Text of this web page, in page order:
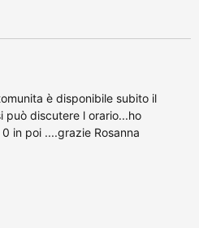
è disponibile subito il
può discutere l orario...ho
in poi ....grazie Rosanna